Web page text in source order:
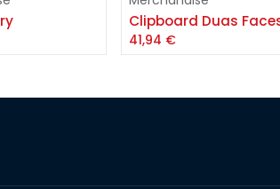
41,94 €